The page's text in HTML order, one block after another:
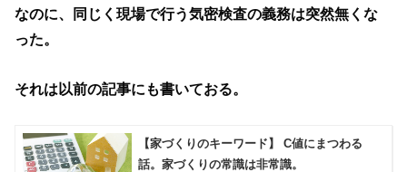
なのに、同じく現場で行う気密検査の義務は突然無くな
った。
それは以前の記事にも書いておる。
【家づくりのキーワード】 C値にまつわる
話。家づくりの常識は非常識。